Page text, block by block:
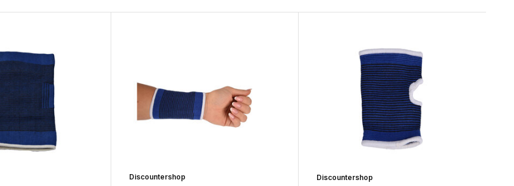
Discountershop Discountershop